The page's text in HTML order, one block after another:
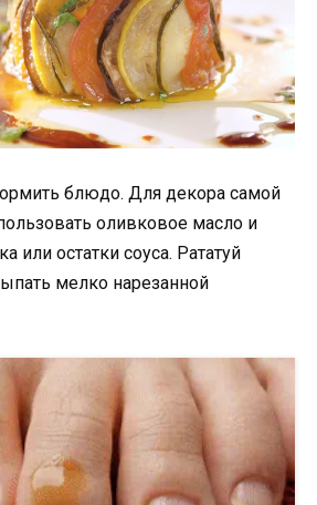
блюдо. Для декора самой
оливковое масло и
или остатки соуса. Рататуй
мелко нарезанной